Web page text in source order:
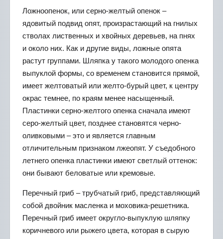
Ложноопенок, или серно-желтый опенок –
ядовитый подвид опят, произрастающий на гнилых
стволах лиственных и хвойных деревьев, на пнях
и около них. Как и другие виды, ложные опята
растут группами. Шляпка у такого молодого опенка
выпуклой формы, со временем становится прямой,
имеет желтоватый или желто-бурый цвет, к центру
окрас темнее, по краям менее насыщенный.
Пластинки серно-желтого опенка сначала имеют
серо-желтый цвет, позднее становятся черно-
оливковыми – это и является главным
отличительным признаком лжеопят. У съедобного
летнего опенка пластинки имеют светлый оттенок:
они бывают беловатые или кремовые.
Перечный гриб – трубчатый гриб, представляющий
собой двойник масленка и моховика-решетника.
Перечный гриб имеет округло-выпуклую шляпку
коричневого или рыжего цвета, которая в сырую